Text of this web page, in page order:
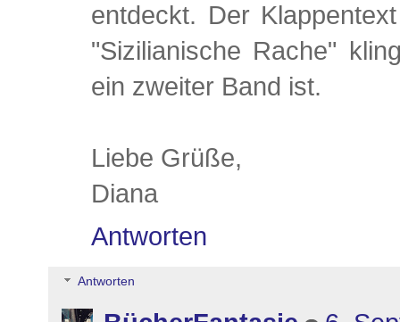
entdeckt. Der
"Sizilianische Rache"
ein zweiter Band ist.
Liebe Grüße,
Diana
Antworten
Antworten